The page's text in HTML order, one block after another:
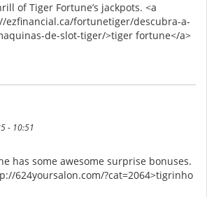
of Tiger Fortune’s jackpots. <a
ezfinancial.ca/fortunetiger/descubra-a-
de-slot-tiger/>tiger fortune</a>
- 10:51
has some awesome surprise bonuses.
624yoursalon.com/?cat=2064>tigrinho